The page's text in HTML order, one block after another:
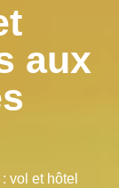
aux
vol et hôtel